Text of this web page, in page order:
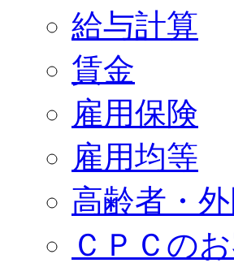
給与計算
賃金
雇用保険
雇用均等
高齢者・
ＣＰＣの